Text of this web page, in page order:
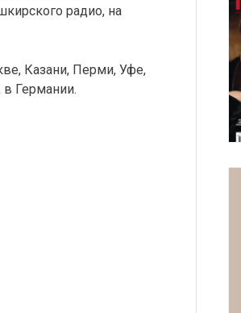
радио, на
Казани, Перми, Уфе,
Германии.